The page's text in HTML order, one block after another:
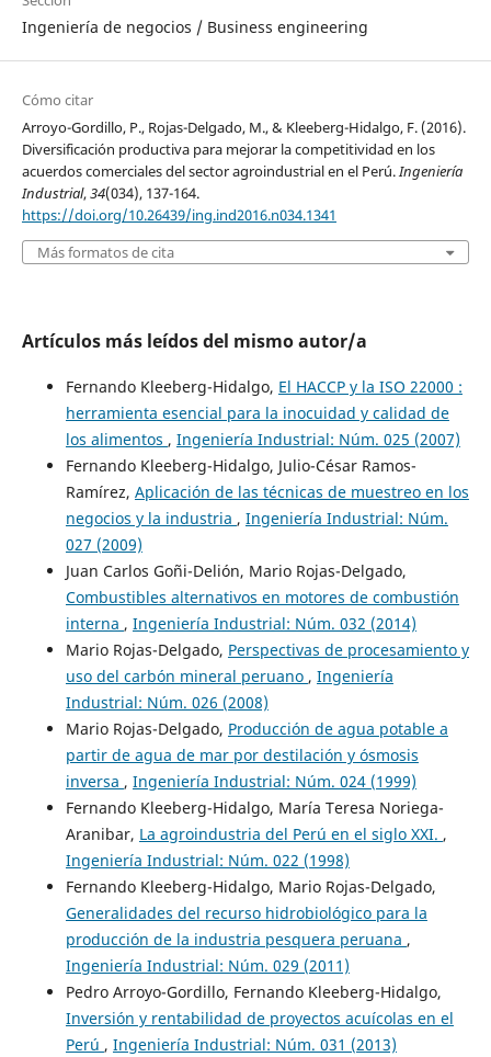
Ingeniería de negocios / Business engineering
Cómo citar
Arroyo-Gordillo, P., Rojas-Delgado, M., & Kleeberg-Hidalgo, F. (2016).
Diversificación productiva para mejorar la competitividad en los
acuerdos comerciales del sector agroindustrial en el Perú.Ingeniería
Industrial,34(034), 137-164.
https://doi.org/10.26439/ing.ind2016.n034.1341
Más formatos de cita
Artículos más leídos del mismo autor/a
Fernando Kleeberg-Hidalgo, El HACCP y la ISO 22000 :
herramienta esencial para la inocuidad y calidad de
los alimentos , Ingeniería Industrial: Núm. 025 (2007)
Fernando Kleeberg-Hidalgo, Julio-César Ramos-
Ramírez, Aplicación de las técnicas de muestreo en los
negocios y la industria , Ingeniería Industrial: Núm.
027 (2009)
Juan Carlos Goñi-Delión, Mario Rojas-Delgado,
Combustibles alternativos en motores de combustión
interna , Ingeniería Industrial: Núm. 032 (2014)
Mario Rojas-Delgado, Perspectivas de procesamiento y
uso del carbón mineral peruano , Ingeniería
Industrial: Núm. 026 (2008)
Mario Rojas-Delgado, Producción de agua potable a
partir de agua de mar por destilación y ósmosis
inversa , Ingeniería Industrial: Núm. 024 (1999)
Fernando Kleeberg-Hidalgo, María Teresa Noriega-
Aranibar, La agroindustria del Perú en el siglo XXI. ,
Ingeniería Industrial: Núm. 022 (1998)
Fernando Kleeberg-Hidalgo, Mario Rojas-Delgado,
Generalidades del recurso hidrobiológico para la
producción de la industria pesquera peruana ,
Ingeniería Industrial: Núm. 029 (2011)
Pedro Arroyo-Gordillo, Fernando Kleeberg-Hidalgo,
Inversión y rentabilidad de proyectos acuícolas en el
Perú , Ingeniería Industrial: Núm. 031 (2013)